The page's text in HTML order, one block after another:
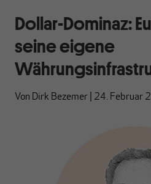
Dollar-Dominaz:
seine eigene
Von Dirk Bezemer 24. Februar